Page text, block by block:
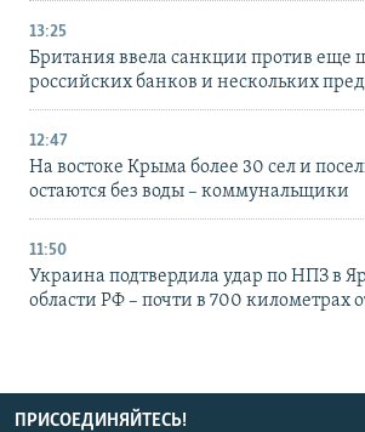
13:25
Британия ввела санкции против еще
российских банков и нескольких
12:47
На востоке Крыма более 30 сел и
остаются без воды – коммунальщики
11:50
Украина подтвердила удар по НПЗ в
области РФ – почти в 700 километрах
ПРИСОЕДИНЯЙТЕСЬ!